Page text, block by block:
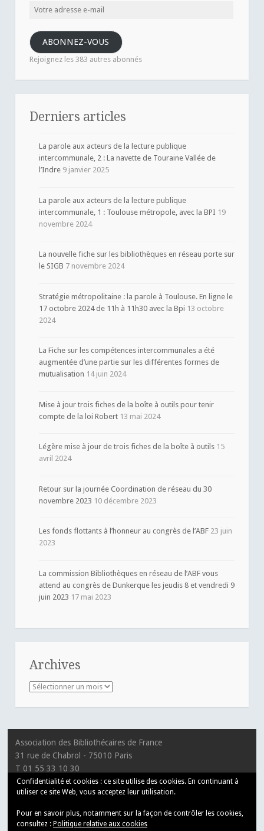
Votre
mail ABONNEZ-VOUS
Rejoignez les 383 autres abonnés
Derniers articles
La parole aux acteurs de la lecture publique
intercommunale, 2 : La navette de Touraine Vallée de
l’Indre 9 janvier 2025
La parole aux acteurs de la lecture publique
intercommunale, 1 : Toulouse métropole, avec la BPI 19
novembre 2024
La nouvelle fiche sur les bibliothèques en réseau porte sur
le SIGB 7 novembre 2024
Stratégie métropolitaine : la parole à Toulouse. En ligne le
17 octobre 2024 de 11h à 11h30 avec la Bpi 13 octobre
2024
La Fiche sur les compétences intercommunales a été
augmentée d’une partie sur les différentes formes de
mutualisation 14 juin 2024
Mise à jour trois fiches de la boîte à outils pour tenir
compte de la loi Robert 13 mai 2024
Légère mise à jour de trois fiches de la boîte à outils 15
avril 2024
Retour sur la journée Coordination de réseau du 30
novembre 2023 10 décembre 2023
Les fonds flottants à l’honneur au congrès de l’ABF 23 juin
2023
La commission Bibliothèques en réseau de l’ABF vous
attend au congrès de Dunkerque les jeudis 8 et vendredi 9
juin 2023 17 mai 2023
Archives
Archives
Association des Bibliothécaires de France
31 rue de Chabrol - 75010 Paris
T 01 55 33 10 30
Confidentialité et cookies : ce site utilise des cookies. En continuant à
utiliser ce site Web, vous acceptez leur utilisation.
Pour en savoir plus, notamment sur la façon de contrôler les cookies,
consultez : Politique relative aux cookies